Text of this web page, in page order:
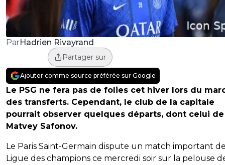
ParHadrien Rivayrand
Partager sur
Ajouter comme source préférée sur Google
Le PSG ne fera pas de folies cet hiver lors du
des transferts. Cependant, le club de la capitale
pourrait observer quelques départs, dont celui de
Matvey Safonov.
Le Paris Saint-Germain dispute un match important
Ligue des champions ce mercredi soir sur la pelouse